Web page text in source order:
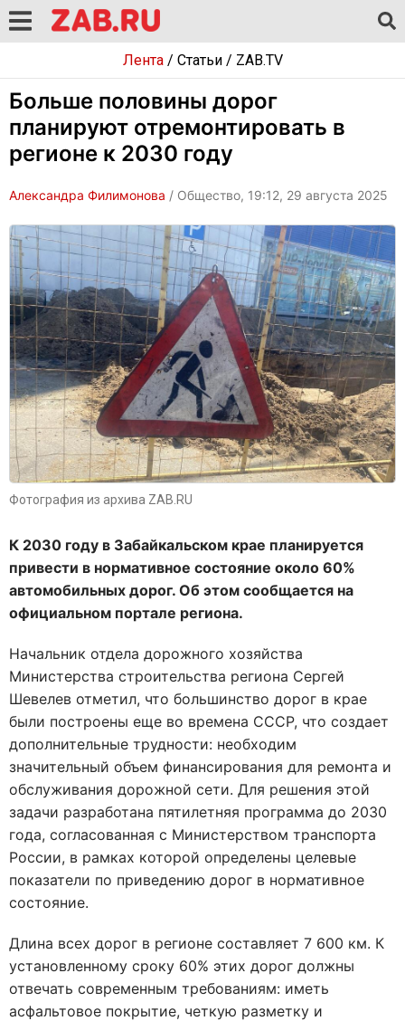
Лента/ Статьи/ ZAB.TV
Больше половины дорог
планируют отремонтировать в
регионе к 2030 году
Александра Филимонова / Общество, 19:12, 29 августа 2025
Фотография из архива ZAB.RU
К 2030 году в Забайкальском крае планируется
привести в нормативное состояние около 60%
автомобильных дорог. Об этом сообщается на
официальном портале региона.
Начальник отдела дорожного хозяйства
Министерства строительства региона Сергей
Шевелев отметил, что большинство дорог в крае
были построены еще во времена СССР, что создает
дополнительные трудности: необходим
значительный объем финансирования для ремонта и
обслуживания дорожной сети. Для решения этой
задачи разработана пятилетняя программа до 2030
года, согласованная с Министерством транспорта
России, в рамках которой определены целевые
показатели по приведению дорог в нормативное
состояние.
Длина всех дорог в регионе составляет 7 600 км. К
установленному сроку 60% этих дорог должны
отвечать современным требованиям: иметь
асфальтовое покрытие, четкую разметку и